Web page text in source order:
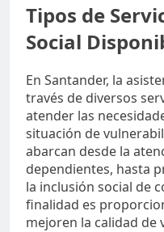
Tipos de
Social
En Santander, la
través de diversos
atender las
situación de
abarcan desde la
dependientes, hasta
la inclusión social de
finalidad es
mejoren la calidad de